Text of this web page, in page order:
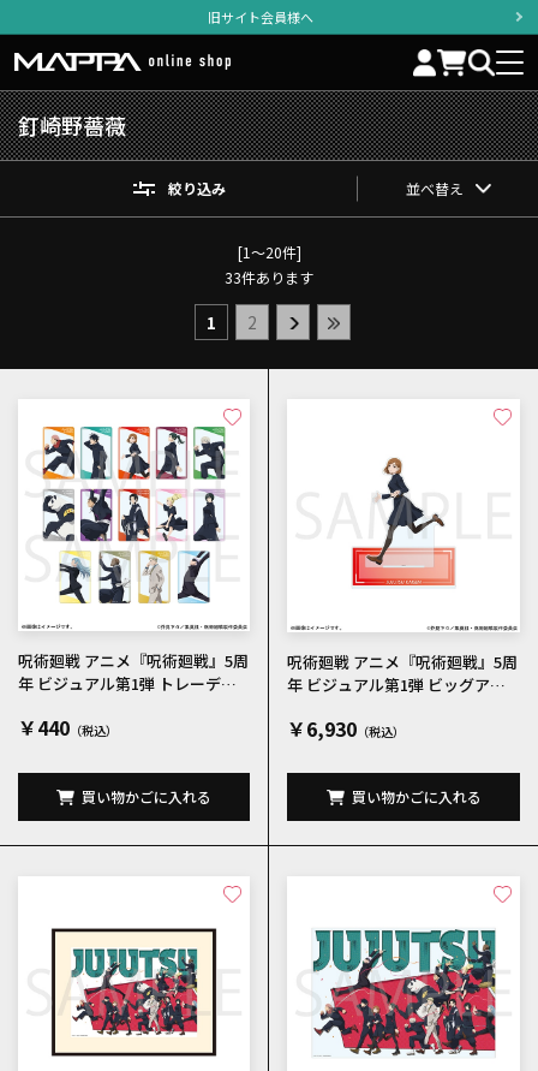
旧サイト会員様へ
釘崎野薔薇
絞り込み 並べ替え
[1～20件]
33件あります
1 2
呪術廻戦 アニメ『呪術廻戦』5周
年 ビジュアル第1弾 トレーディ
￥440
買い物かごに入れる
呪術廻戦 アニメ『呪術廻戦』5周
年 ビジュアル第1弾 ビッグアク
￥6,930
買い物かごに入れる